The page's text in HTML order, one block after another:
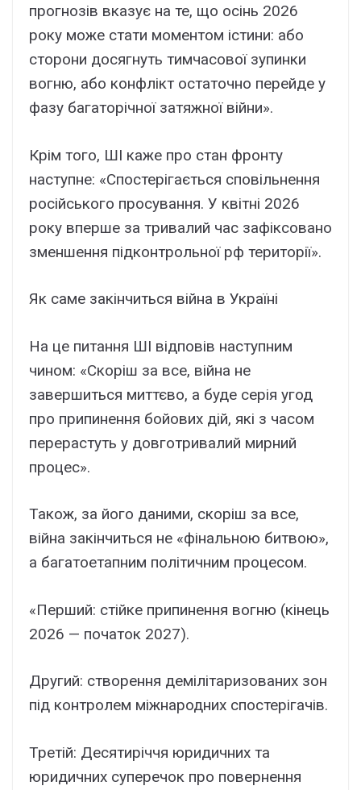
прогнозів вказує на те, що осінь 2026
року може стати моментом істини: або
сторони досягнуть тимчасової зупинки
вогню, або конфлікт остаточно перейде у
фазу багаторічної затяжної війни».
Крім того, ШІ каже про стан фронту
наступне: «Спостерігається сповільнення
російського просування. У квітні 2026
року вперше за тривалий час зафіксовано
зменшення підконтрольної рф території».
Як саме закінчиться війна в Україні
На це питання ШІ відповів наступним
чином: «Скоріш за все, війна не
завершиться миттєво, а буде серія угод
про припинення бойових дій, які з часом
перерастуть у довготривалий мирний
процес».
Також, за його даними, скоріш за все,
війна закінчиться не «фінальною битвою»,
а багатоетапним політичним процесом.
«Перший: стійке припинення вогню (кінець
2026 — початок 2027).
Другий: створення демілітаризованих зон
під контролем міжнародних спостерігачів.
Третій: Десятиріччя юридичних та
юридичних суперечок про повернення